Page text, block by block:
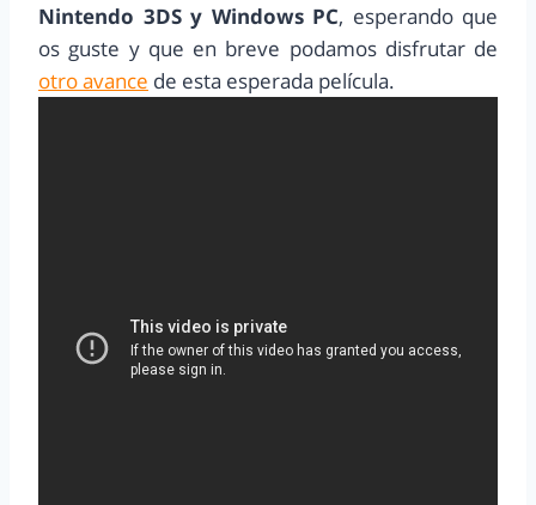
Nintendo 3DS y Windows PC, esperando que
os guste y que en breve podamos disfrutar de
otro avance de esta esperada película.